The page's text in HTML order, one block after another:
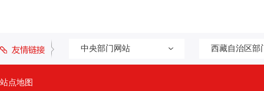
中央部门网站 西藏自治区部
站点地图